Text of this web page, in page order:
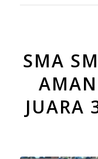
SMA
JUARA